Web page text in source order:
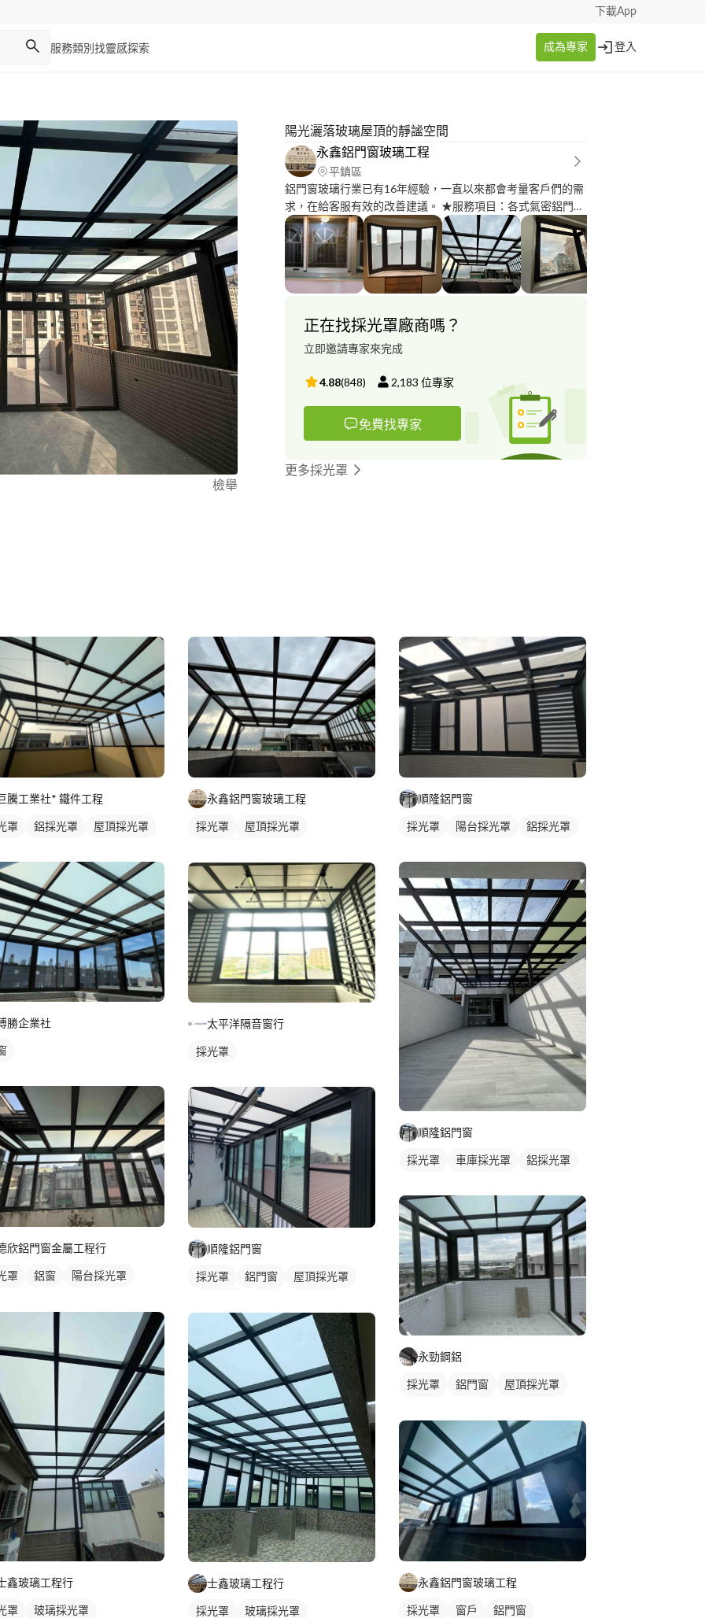
下載App
服務類別 找靈感探索 成為專家 登入
檢舉
陽光灑落玻璃屋頂的靜謐空間
永鑫鋁門窗玻璃工程
平鎮區
鋁門窗玻璃行業已有16年經驗，一直以來都會考量客戶們的需
求，在給客服有效的改善建議。 ★服務項目：各式氣密鋁門
窗、陽台氣密窗、防盜窗、凸窗、隔音窗、景觀窗、百葉窗、
廚房烤漆玻璃、各式玻璃鏡子施工、玻璃屋、採光罩、店面櫥
窗、淋浴拉門、矽利康工程、三合一通風門、玻璃吊門、自動
門、紗窗更換。 ◎價格優惠 施工用料實在 堅持品質 ◎售後有
保固 ◎專業服務~ 免費到府丈量評估。? ◎『鋁門窗』與『玻
正在找採光罩廠商嗎？
立即邀請專家來完成
4.88(848) 2,183 位專家
免費找專家
更多採光罩
騰工業社* 鐵件工程
罩 鋁採光罩 屋頂採光罩
勝企業社
欣鋁門窗金屬工程行
罩 鋁窗
陽台採光罩
鑫玻璃工程行
罩
玻璃採光罩
永鑫鋁門窗玻璃工程
採光罩
屋頂採光罩
太平洋隔音窗行
採光罩
順隆鋁門窗
採光罩 鋁門窗
屋頂採光罩
士鑫玻璃工程行
採光罩
玻璃採光罩
順隆鋁門窗
採光罩 陽台採光罩 鋁採光罩
順隆鋁門窗
採光罩 車庫採光罩 鋁採光罩
永勁鋼鋁
採光罩 鋁門窗
屋頂採光罩
永鑫鋁門窗玻璃工程
採光罩 窗戶
鋁門窗